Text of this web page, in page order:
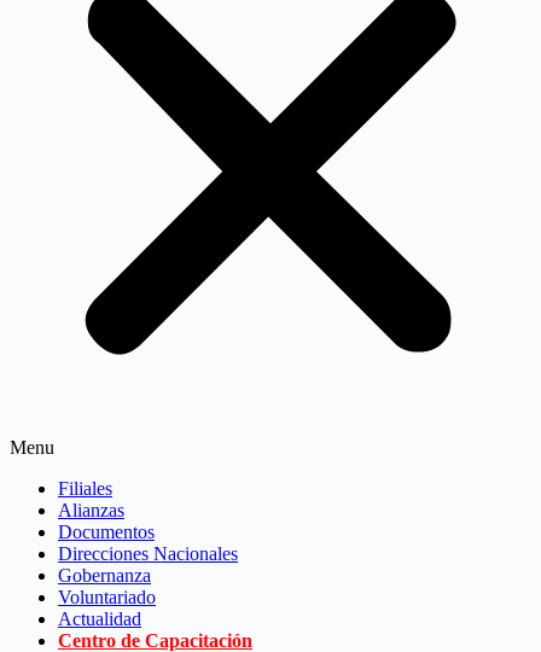
Menu
Filiales
Alianzas
Documentos
Direcciones Nacionales
Gobernanza
Voluntariado
Actualidad
Centro de Capacitación